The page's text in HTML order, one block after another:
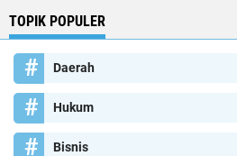
TOPIK POPULER
Daerah
Hukum
Bisnis